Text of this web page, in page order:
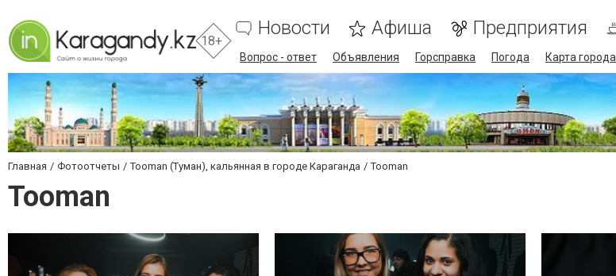
18+
Новости Афиша Предприятия
Вопрос - ответ Объявления Горсправка Погода Карта города
Главная Фотоотчеты Tooman (Туман), кальянная в городе Караганда Tooman
Tooman